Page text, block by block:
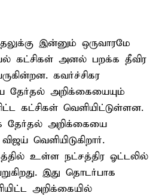
இன்னும் ஒருவாரமே
கட்சிகள் அனல் பறக்க தீவிர
கவர்ச்சிகர
தேர்தல் அறிக்கையையும்
கட்சிகள் வெளியிட்டுள்ளன.
தேர்தல் அறிக்கையை
வெளியிடுகிறார்.
உள்ள நட்சத்திர ஓட்டலில்
இது தொடர்பாக
அறிக்கையில்